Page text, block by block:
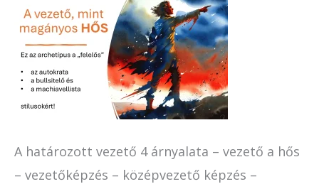
A határozott vezető 4 árnyalata – vezető a hős
– vezetőképzés – középvezető képzés –